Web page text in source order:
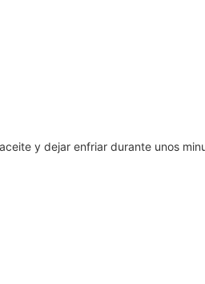
y dejar enfriar durante unos